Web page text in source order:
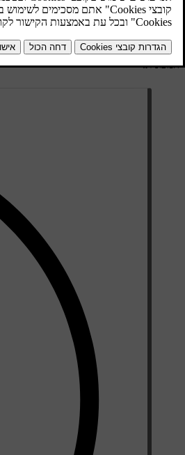
מראות הצד מחוממות כדי למנוע חסימת
כדי לקפל את המראות כלפי פנים, עבור
המכונית.